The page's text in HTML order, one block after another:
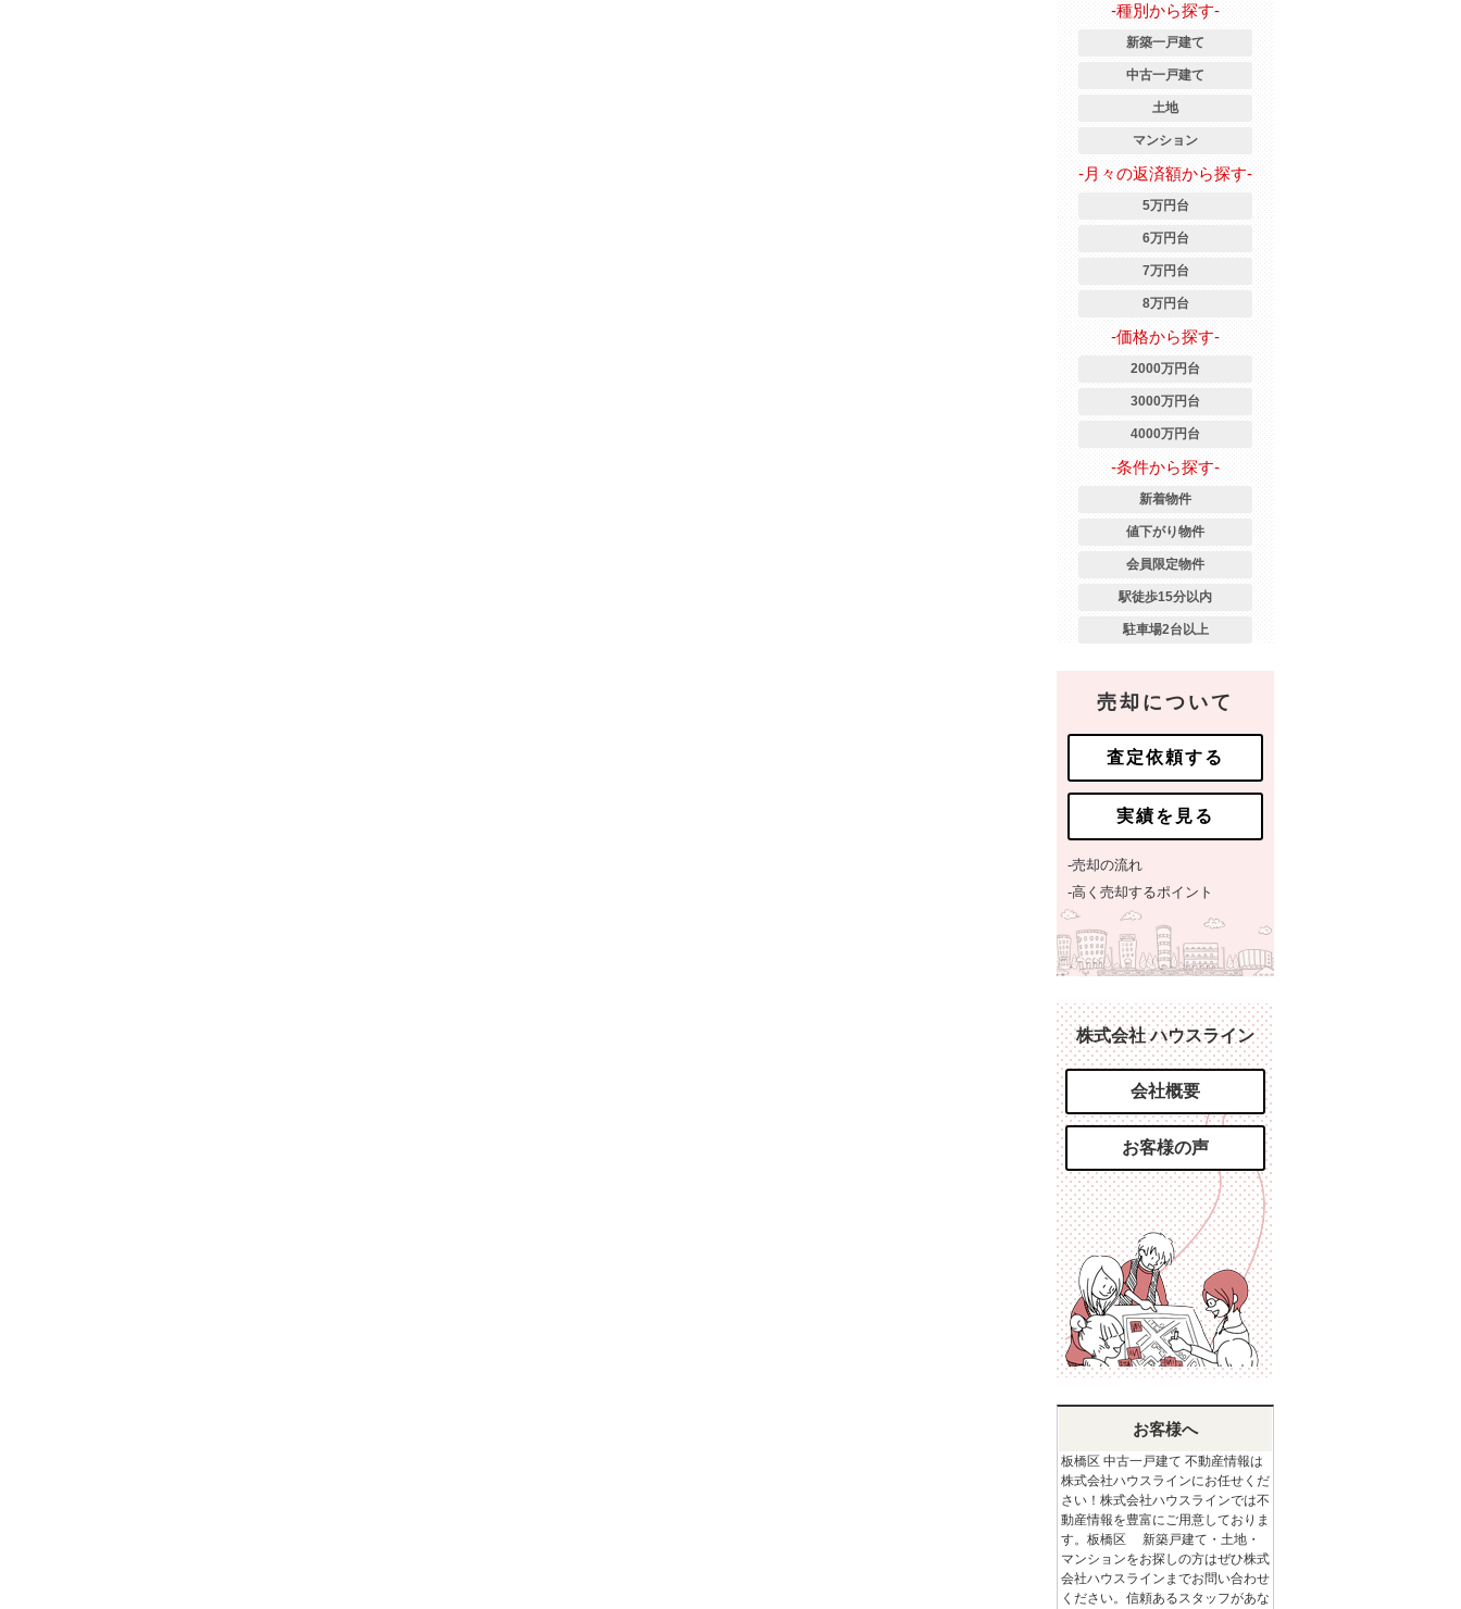
-種別から探す-
新築一戸建て
中古一戸建て
土地
マンション
-月々の返済額から探す-
5万円台
6万円台
7万円台
8万円台
-価格から探す-
2000万円台
3000万円台
4000万円台
-条件から探す-
新着物件
値下がり物件
会員限定物件
駅徒歩15分以内
駐車場2台以上
売却について
査定依頼する
実績を見る
-売却の流れ
-高く売却するポイント
株式会社 ハウスライン
会社概要
お客様の声
お客様へ
板橋区 中古一戸建て 不動産情報は
株式会社ハウスラインにお任せくだ
さい！株式会社ハウスラインでは不
動産情報を豊富にご用意しておりま
す。板橋区 新築戸建て・土地・
マンションをお探しの方はぜひ株式
会社ハウスラインまでお問い合わせ
ください。信頼あるスタッフがあな